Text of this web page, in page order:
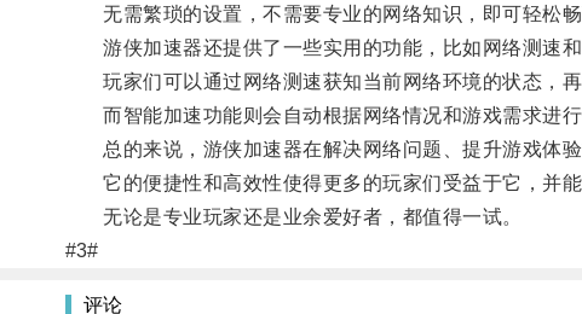
无需繁琐的设置，不需要专业的网络知识，即可轻松畅
游侠加速器还提供了一些实用的功能，比如网络测速和
玩家们可以通过网络测速获知当前网络环境的状态，再
而智能加速功能则会自动根据网络情况和游戏需求进行
总的来说，游侠加速器在解决网络问题、提升游戏体验
它的便捷性和高效性使得更多的玩家们受益于它，并能
无论是专业玩家还是业余爱好者，都值得一试。
#3#
评论